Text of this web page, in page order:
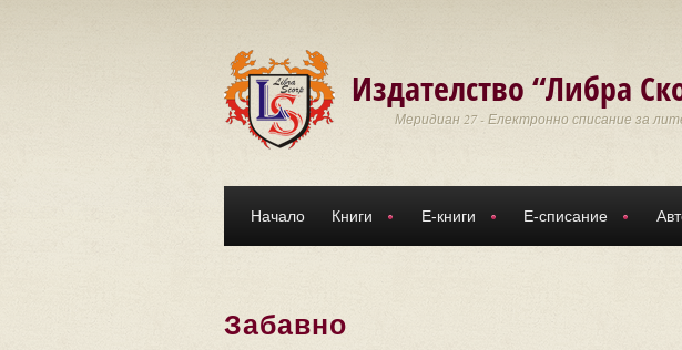
Издателство “Либра
Меридиан 27 - Електронно списание за
Начало Книги Е-книги Е-списание
Забавно